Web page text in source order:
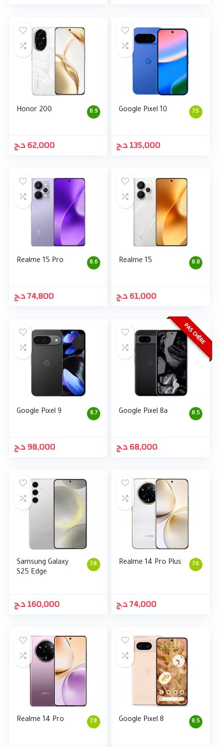
8.9
Honor 200
62,000د.ج
7.5
Google Pixel 10
135,000د.ج
8.6
Realme 15 Pro
74,800د.ج
8.8
Realme 15
61,000د.ج
8.7
Google Pixel 9
98,000د.ج
PAS CHÈRE
8.5
Google Pixel 8a
68,000د.ج
7.8
Samsung Galaxy
S25 Edge
160,000د.ج
7.6
Realme 14 Pro Plus
74,000د.ج
7.8
Realme 14 Pro 8.5
Google Pixel 8